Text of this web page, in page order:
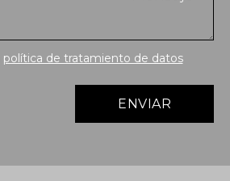
política de tratamiento de datos